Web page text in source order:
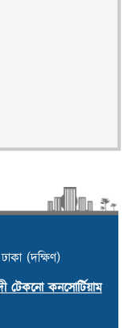
(দক্ষিণ)
টেকনো কনসোর্টিয়াম